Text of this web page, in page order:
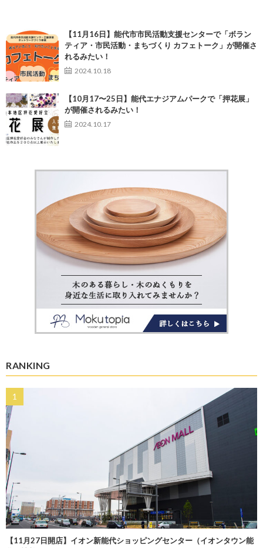
【11月16日】能代市市民活動支援センターで「ボラン
ティア・市民活動・まちづくり カフェトーク」が開催さ
れるみたい！
2024.10.18
【10月17〜25日】能代エナジアムパークで「押花展」
が開催されるみたい！
2024.10.17
RANKING
【11月27日開店】イオン新能代ショッピングセンター（イオンタウン能